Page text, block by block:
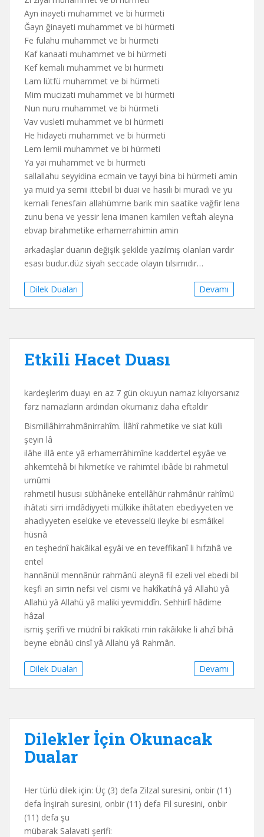
Ayn inayeti muhammet ve bi hürmeti
Ğayn ğinayeti muhammet ve bi hürmeti
Fe fulahu muhammet ve bi hürmeti
Kaf kanaati muhammet ve bi hürmeti
Kef kemali muhammet ve bi hürmeti
Lam lütfü muhammet ve bi hürmeti
Mim mucizati muhammet ve bi hürmeti
Nun nuru muhammet ve bi hürmeti
Vav vusleti muhammet ve bi hürmeti
He hidayeti muhammet ve bi hürmeti
Lem lemii muhammet ve bi hürmeti
Ya yai muhammet ve bi hürmeti
sallallahu seyyidina ecmain ve tayyi bina bi hürmeti amin
ya muid ya semii ittebiil bi duai ve hasılı bi muradi ve yu
kemali fenesfain allahümme barik min saatike vağfir lena
zunu bena ve yessir lena imanen kamilen veftah aleyna
ebvap birahmetike erhamerrahimin amin
arkadaşlar duanın değişik şekilde yazılmış olanları vardır
esası budur.düz siyah seccade olayın tılsımıdır…
Devamı
Dilek Duaları
Etkili Hacet Duası
kardeşlerim duayı en az 7 gün okuyun namaz kılıyorsanız
farz namazların ardından okumanız daha eftaldir
Bismillâhirrahmânirrahîm. İlâhî rahmetike ve siat külli
şeyin lâ
ilâhe illâ ente yâ erhamerrâhimîne kaddertel eşyâe ve
ahkemtehâ bi hıkmetike ve rahimtel ıbâde bi rahmetül
umûmi
rahmetil hususı sübhâneke entellâhür rahmânür rahîmü
ihâtati sirri imdâdiyyeti mülkike ihâtaten ebediyyeten ve
ahadiyyeten eselüke ve etevesselü ileyke bi esmâikel
hüsnâ
en teşhednî hakâikal eşyâi ve en teveffikanî li hıfzıhâ ve
entel
hannânül mennânür rahmânü aleynâ fil ezeli vel ebedi bil
keşfi an sirrin nefsi vel cismi ve hakîkatihâ yâ Allahü yâ
Allahü yâ Allahü yâ maliki yevmiddîn. Sehhirlî hâdime
hâzal
ismiş şerîfi ve müdnî bi rakîkati min rakâikıke li ahzî bihâ
beyne ebnâü cinsî yâ Allahü yâ Rahmân.
Devamı
Dilek Duaları
Dilekler İçin Okunacak
Dualar
Her türlü dilek için: Üç (3) defa Zilzal suresini, onbir (11)
defa İnşirah suresini, onbir (11) defa Fil suresini, onbir
(11) defa şu
mübarak Salavati şerifi: